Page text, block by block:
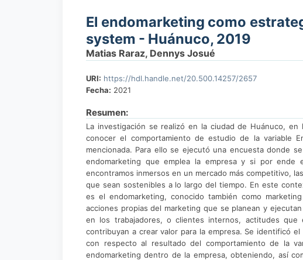
El endomarketing como
system - Huánuco, 2019
Matias Raraz, Dennys Josué
URI: https://hdl.handle.net/20.500.14257/2657
Fecha: 2021
Resumen:
La investigación se realizó en la ciudad de Huánuco, en
conocer el comportamiento de estudio de la variable
mencionada. Para ello se ejecutó una encuesta donde
endomarketing que emplea la empresa y si por ende
encontramos inmersos en un mercado más competitivo,
que sean sostenibles a lo largo del tiempo. En este
es el endomarketing, conocido también como
acciones propias del marketing que se planean y
en los trabajadores, o clientes internos, actitudes
contribuyan a crear valor para la empresa. Se identificó
con respecto al resultado del comportamiento de la
endomarketing dentro de la empresa, obteniendo, así